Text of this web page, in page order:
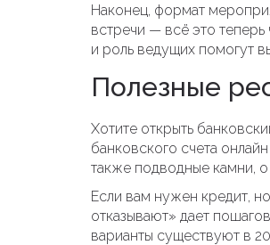
Наконец, формат
встречи — всё это теперь
и роль ведущих помогут
Полезные
Хотите открыть
банковского счета
также подводные камни,
Если вам нужен кредит,
отказывают» дает
варианты существуют в